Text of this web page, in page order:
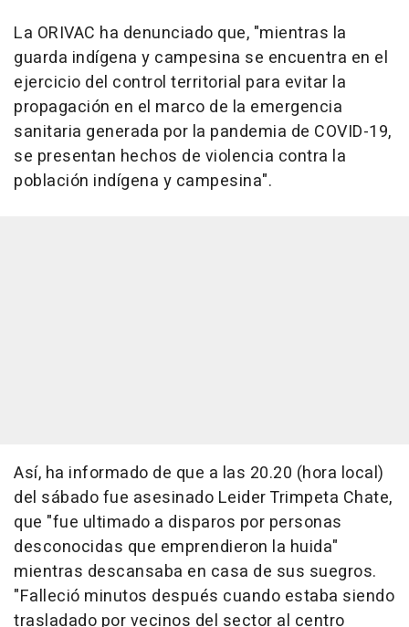
La ORIVAC ha denunciado que, "mientras la
guarda indígena y campesina se encuentra en el
ejercicio del control territorial para evitar la
propagación en el marco de la emergencia
sanitaria generada por la pandemia de COVID-19,
se presentan hechos de violencia contra la
población indígena y campesina".
Así, ha informado de que a las 20.20 (hora local)
del sábado fue asesinado Leider Trimpeta Chate,
que "fue ultimado a disparos por personas
desconocidas que emprendieron la huida"
mientras descansaba en casa de sus suegros.
"Falleció minutos después cuando estaba siendo
trasladado por vecinos del sector al centro